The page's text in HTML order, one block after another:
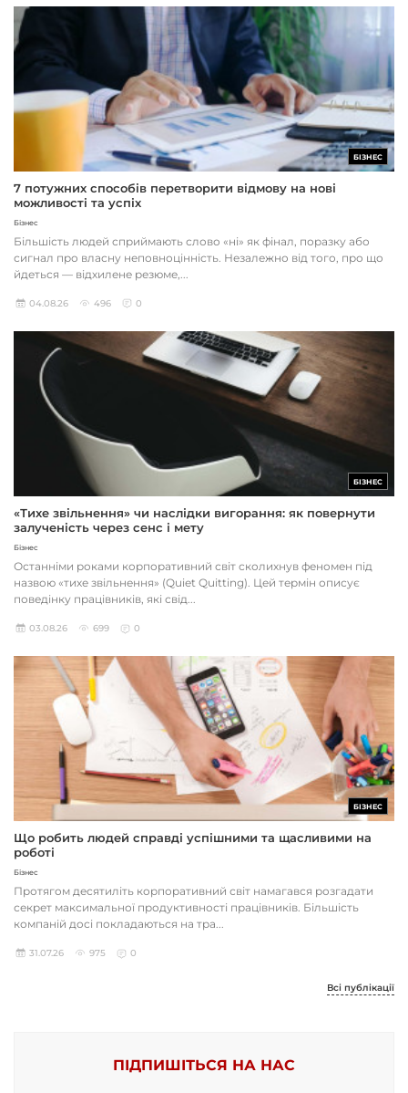
БІЗНЕС
7 потужних способів перетворити відмову на нові
можливості та успіх
Бізнес
Більшість людей сприймають слово «ні» як фінал, поразку або
сигнал про власну неповноцінність. Незалежно від того, про що
йдеться — відхилене резюме,...
04.08.26 496 0
БІЗНЕС
«Тихе звільнення» чи наслідки вигорання: як повернути
залученість через сенс і мету
Бізнес
Останніми роками корпоративний світ сколихнув феномен під
назвою «тихе звільнення» (Quiet Quitting). Цей термін описує
поведінку працівників, які свід...
03.08.26 699 0
БІЗНЕС
Що робить людей справді успішними та щасливими на
роботі
Бізнес
Протягом десятиліть корпоративний світ намагався розгадати
секрет максимальної продуктивності працівників. Більшість
компаній досі покладаються на тра...
31.07.26 975 0
Всі публікації
ПІДПИШІТЬСЯ НА НАС